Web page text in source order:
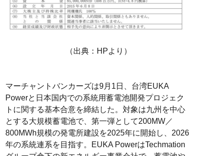
（出典：HPより）
マーチャントバンカーズは9月1日、台湾EUKA
Powerと日本国内での系統用蓄電池開発プロジェク
トに関する基本合意を締結した。対象は九州を中心
とする大規模蓄電池で、第一弾として200MW／
800MWh規模の発電所建設を2025年に開始し、2026
年の系統連系を目指す。EUKA PowerはTechmation